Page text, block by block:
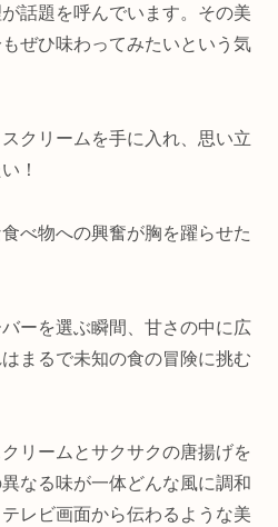
話題を呼んでいます。その美
ぜひ味わってみたいという気
クリームを手に入れ、思い立
！
べ物への興奮が胸を躍らせた
ーを選ぶ瞬間、甘さの中に広
まるで未知の食の冒険に挑む
リームとサクサクの唐揚げを
なる味が一体どんな風に調和
レビ画面から伝わるような美